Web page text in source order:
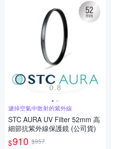
濾掉空氣中散射的紫外線
STC AURA UV Filter 52mm 高
細節抗紫外線保護鏡 (公司貨)
$910 $957